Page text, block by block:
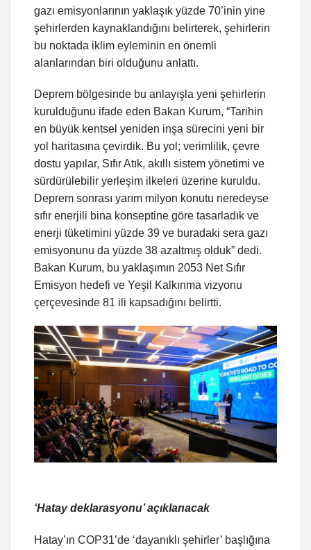
gazı emisyonlarının yaklaşık yüzde 70’inin yine
şehirlerden kaynaklandığını belirterek, şehirlerin
bu noktada iklim eyleminin en önemli
alanlarından biri olduğunu anlattı.
Deprem bölgesinde bu anlayışla yeni şehirlerin
kurulduğunu ifade eden Bakan Kurum, “Tarihin
en büyük kentsel yeniden inşa sürecini yeni bir
yol haritasına çevirdik. Bu yol; verimlilik, çevre
dostu yapılar, Sıfır Atık, akıllı sistem yönetimi ve
sürdürülebilir yerleşim ilkeleri üzerine kuruldu.
Deprem sonrası yarım milyon konutu neredeyse
sıfır enerjili bina konseptine göre tasarladık ve
enerji tüketimini yüzde 39 ve buradaki sera gazı
emisyonunu da yüzde 38 azaltmış olduk” dedi.
Bakan Kurum, bu yaklaşımın 2053 Net Sıfır
Emisyon hedefi ve Yeşil Kalkınma vizyonu
çerçevesinde 81 ili kapsadığını belirtti.
‘Hatay deklarasyonu’ açıklanacak
Hatay’ın COP31’de ‘dayanıklı şehirler’ başlığına